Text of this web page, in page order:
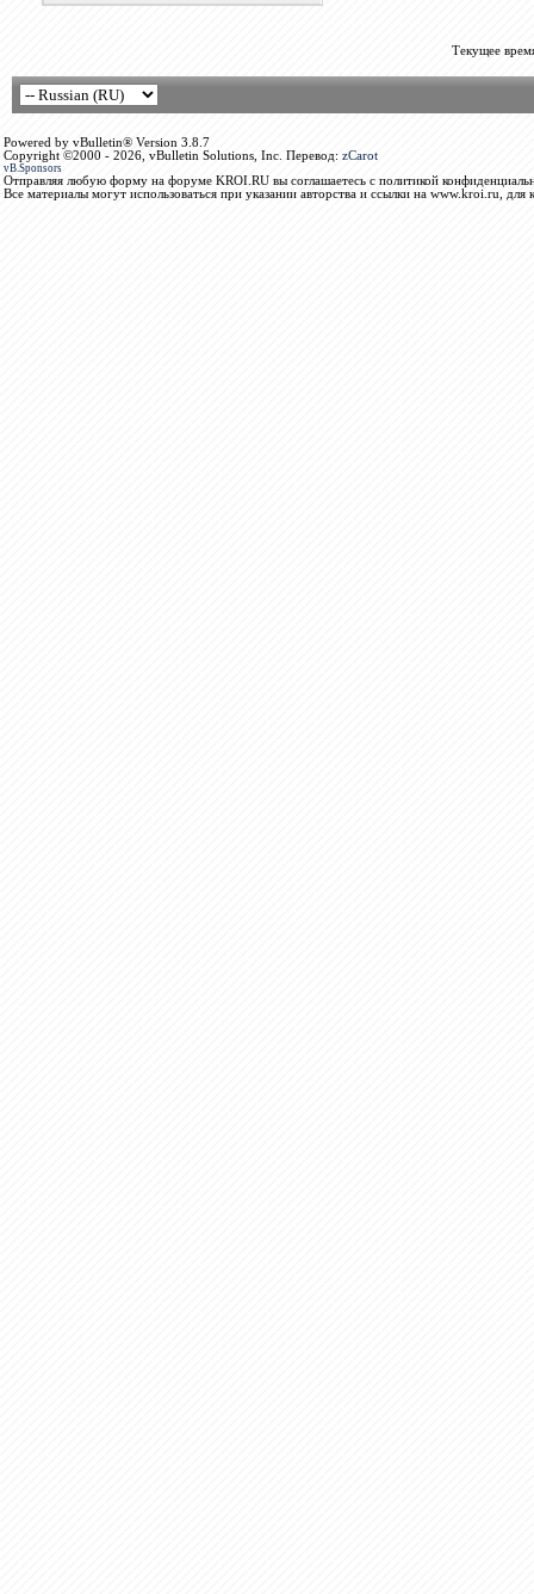
Текущее
Powered by vBulletin® Version 3.8.7
Copyright ©2000 - 2026, vBulletin Solutions, Inc. Перевод: zCarot
vB.Sponsors
Отправляя любую форму на форуме KROI.RU вы соглашаетесь с политикой
Все материалы могут использоваться при указании авторства и ссылки на www.kroi.ru, для